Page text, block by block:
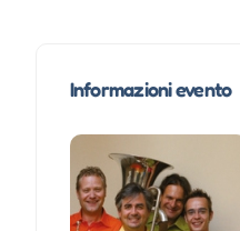
Informazioni evento